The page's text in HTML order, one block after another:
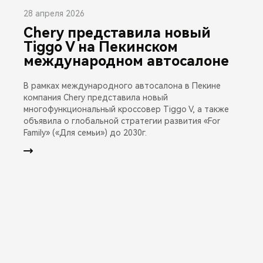
28 апреля 2026
Chery представила новый
Tiggo V на Пекинском
международном автосалоне
В рамках международного автосалона в Пекине
компания Chery представила новый
многофункциональный кроссовер Tiggo V, а также
объявила о глобальной стратегии развития «For
Family» («Для семьи») до 2030г.